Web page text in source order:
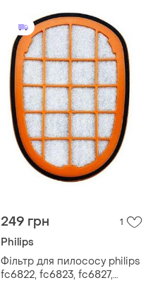
249 грн 1
Philips
Фільтр для пилососу philips
fc6822, fc6823, fc6827,